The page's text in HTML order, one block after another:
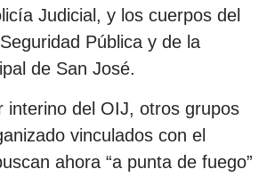
Judicial, y los cuerpos del
Pública y de la
de San José.
interino del OIJ, otros grupos
vinculados con el
ahora “a punta de fuego”